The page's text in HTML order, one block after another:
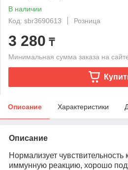
В наличии
Код: sbr3690613
Розница
3 280 ₸
Минимальная сумма заказа на
Описание Характеристики
Описание
Нормализует чувствительность
иммунную реакцию, хорошо